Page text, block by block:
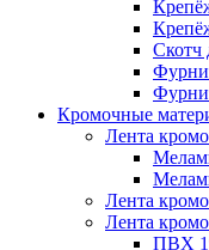
Скотч
Кромочные
Лента
Лента
Лента
ПВХ